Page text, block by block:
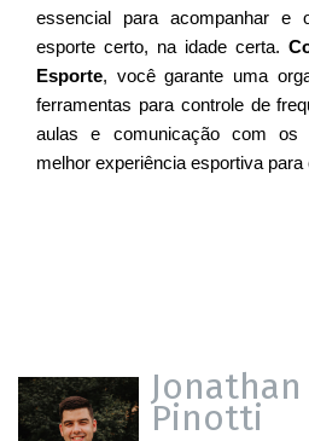
essencial para acompanhar e
esporte certo, na idade certa.
Esporte, você garante uma
ferramentas para controle de
aulas e comunicação com os
melhor experiência esportiva para
Pinotti